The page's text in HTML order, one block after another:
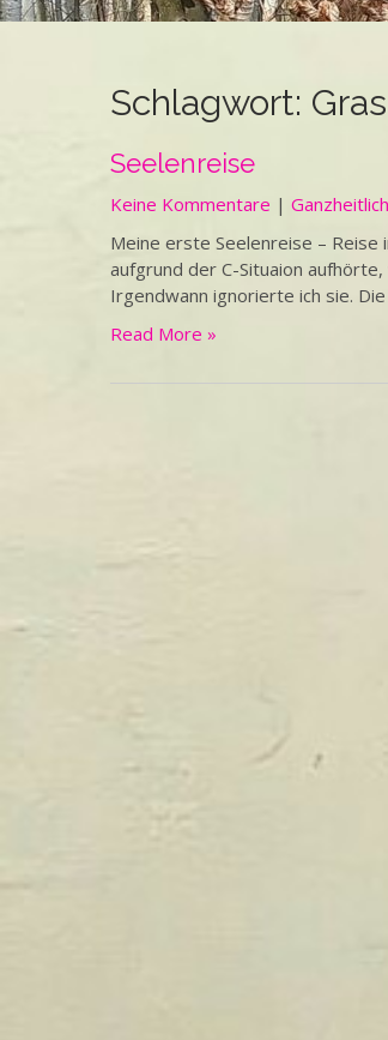
Schlagwort: Gras
Seelenreise
Keine Kommentare |
Meine erste Seelenreise –
aufgrund der C-Situaion
Irgendwann ignorierte ich sie.
Read More »